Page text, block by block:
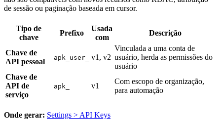
de sessão ou paginação baseada em cursor.
Tipo de
chave
Prefixo
Usada
com
Descrição
Chave de
API pessoal
apk_user_ v1, v2
Vinculada a uma conta de
usuário, herda as permissões do
usuário
Chave de
API de
serviço
apk_ v1
Com escopo de organização,
para automação
Onde gerar: Settings > API Keys